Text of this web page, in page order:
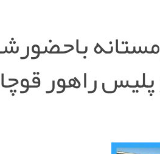
راهور